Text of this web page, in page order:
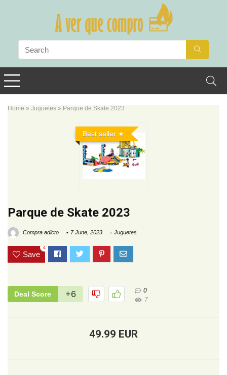
Home » Juguetes » Parque de Skate 2023
Best seller
Parque de Skate 2023
Compra adicto 7 June, 2023 Juguetes
Save
4
Deal Score +6
0
7
49.99 EUR